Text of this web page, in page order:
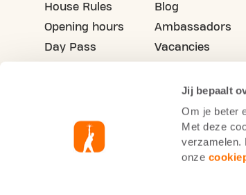
Jij bepaalt
Om je beter
Met deze
verzamelen.
onze
House Rules
Opening hours
Day Pass
Blog
Ambassadors
Vacancies